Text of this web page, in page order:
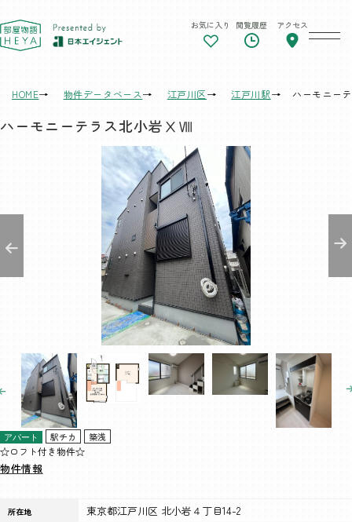
東京 部屋物語 お気に入り 閲覧履歴 アクセス
HOME 物件データベース 江戸川区 江戸川駅 ハーモニー
ハーモニーテラス北小岩ⅩⅧ
アパート 駅チカ 築浅
☆ロフト付き物件☆
物件情報
所在地 東京都江戸川区 北小岩４丁目14-2